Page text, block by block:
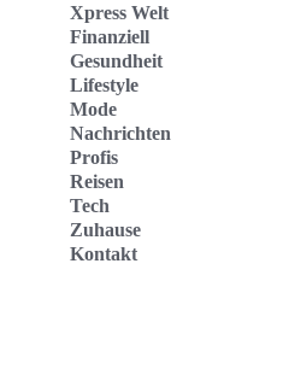
Xpress Welt
Finanziell
Gesundheit
Lifestyle
Mode
Nachrichten
Profis
Reisen
Tech
Zuhause
Kontakt